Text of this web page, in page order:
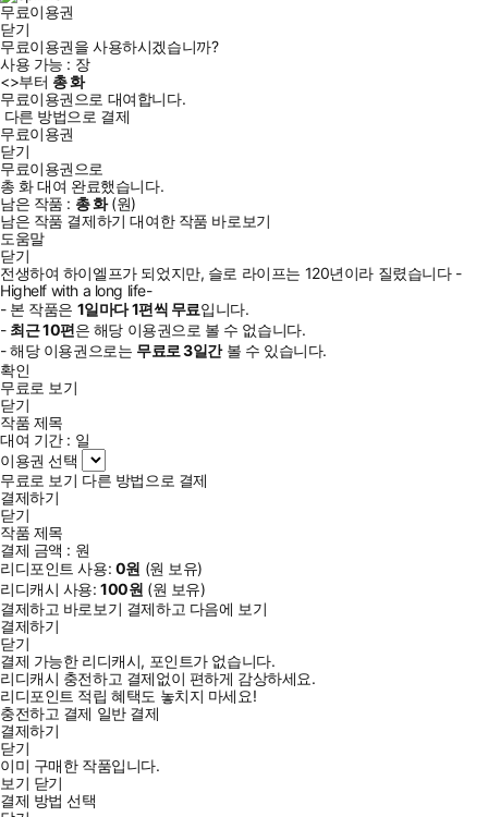
무료이용권
닫기
무료이용권을 사용하시겠습니까?
사용 가능 : 장
<>부터 총화
무료이용권으로 대여합니다.
다른 방법으로 결제
무료이용권
닫기
무료이용권으로
총 화대여 완료했습니다.
남은 작품 : 총화(원)
남은 작품 결제하기 대여한 작품 바로보기
도움말
닫기
전생하여 하이엘프가 되었지만, 슬로 라이프는 120년이라 질렸습니다 -
Highelf with a long life-
- 본 작품은 1일마다1편씩 무료입니다.
- 최근10편은 해당 이용권으로 볼 수 없습니다.
- 해당 이용권으로는 무료로3일간볼 수 있습니다.
확인
무료로 보기
닫기
작품 제목
대여 기간 : 일
이용권 선택
무료로 보기 다른 방법으로 결제
결제하기
닫기
작품 제목
결제 금액 : 원
리디포인트 사용: 0원 (원 보유)
리디캐시 사용:100원 (원 보유)
결제하고 바로보기 결제하고 다음에 보기
결제하기
닫기
결제 가능한 리디캐시, 포인트가 없습니다.
리디캐시 충전하고 결제없이 편하게 감상하세요.
리디포인트 적립 혜택도 놓치지 마세요!
충전하고 결제 일반 결제
결제하기
닫기
이미 구매한 작품입니다.
보기 닫기
결제 방법 선택